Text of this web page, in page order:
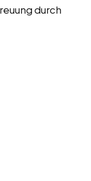
durch